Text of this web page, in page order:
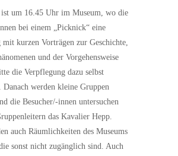
um 16.45 Uhr im Museum, wo die
bei einem „Picknick“ eine
kurzen Vorträgen zur Geschichte,
und der Vorgehensweise
die Verpflegung dazu selbst
werden kleine Gruppen
die Besucher/-innen untersuchen
das Kavalier Hepp.
auch Räumlichkeiten des Museums
sonst nicht zugänglich sind. Auch